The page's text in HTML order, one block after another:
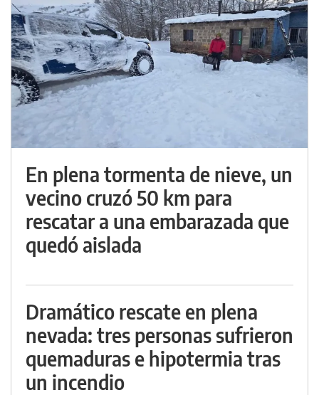
En plena tormenta de nieve, un
vecino cruzó 50 km para
rescatar a una embarazada que
quedó aislada
Dramático rescate en plena
nevada: tres personas sufrieron
quemaduras e hipotermia tras
un incendio